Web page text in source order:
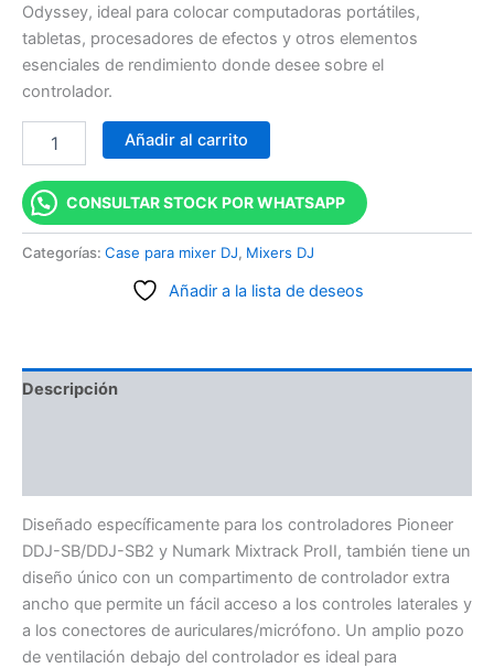
Odyssey, ideal para colocar computadoras portátiles,
tabletas, procesadores de efectos y otros elementos
esenciales de rendimiento donde desee sobre el
controlador.
Añadir al carrito
CONSULTAR STOCK POR WHATSAPP
Categorías: Case para mixer DJ, Mixers DJ
Añadir a la lista de deseos
Descripción
Diseñado específicamente para los controladores Pioneer
DDJ-SB/DDJ-SB2 y Numark Mixtrack ProII, también tiene un
diseño único con un compartimento de controlador extra
ancho que permite un fácil acceso a los controles laterales y
a los conectores de auriculares/micrófono. Un amplio pozo
de ventilación debajo del controlador es ideal para